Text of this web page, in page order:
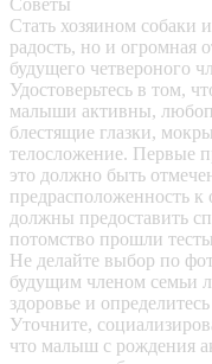
Советы
Стать хозяином собаки
радость, но и огромная
будущего четвероного
Удостоверьтесь в том,
малыши активны,
блестящие глазки,
телосложение. Первые
это должно быть
предрасположенность
должны предоставить
потомство прошли
Не делайте выбор по
будущим членом семьи
здоровье и
Уточните,
что малыш с рождения